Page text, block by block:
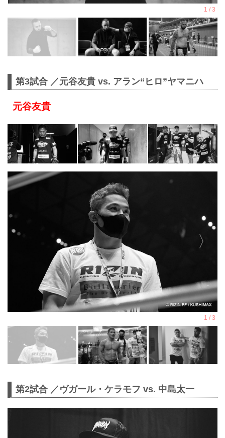
第3試合 ／元谷友貴 vs. アラン“ヒロ”ヤマニハ
元谷友貴
第2試合 ／ヴガール・ケラモフ vs. 中島太一